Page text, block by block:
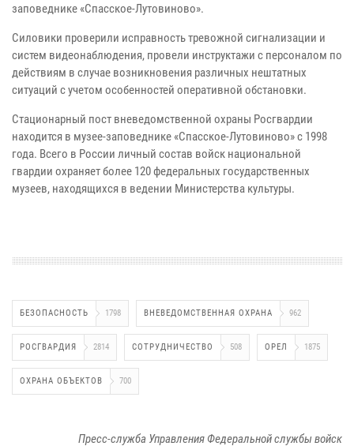
заповеднике «Спасское-Лутовиново».
Силовики проверили исправность тревожной сигнализации и
систем видеонаблюдения, провели инструктажи с персоналом по
действиям в случае возникновения различных нештатных
ситуаций с учетом особенностей оперативной обстановки.
Стационарный пост вневедомственной охраны Росгвардии
находится в музее-заповеднике «Спасское-Лутовиново» с 1998
года. Всего в России личный состав войск национальной
гвардии охраняет более 120 федеральных государственных
музеев, находящихся в ведении Министерства культуры.
БЕЗОПАСНОСТЬ 1798 ВНЕВЕДОМСТВЕННАЯ ОХРАНА 962
РОСГВАРДИЯ 2814 СОТРУДНИЧЕСТВО 508 ОРЕЛ 1875
ОХРАНА ОБЪЕКТОВ 700
Пресс-служба Управления Федеральной службы войск